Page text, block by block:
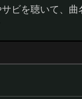
ビを聴いて、